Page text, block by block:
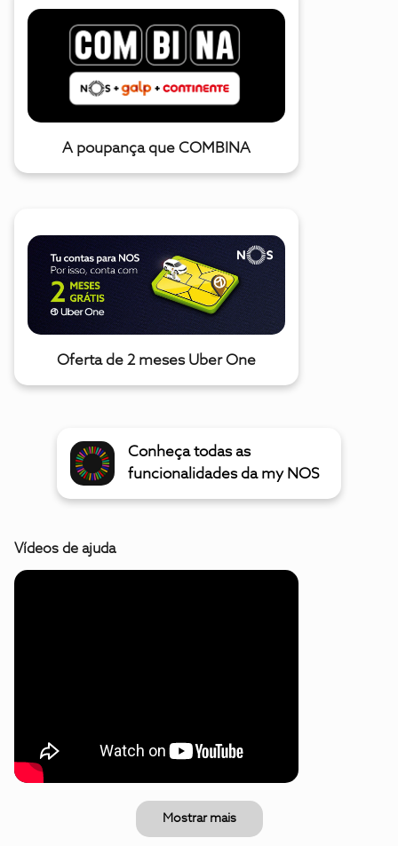
A poupança que COMBINA
Oferta de 2 meses Uber One
Conheça todas as
funcionalidades da my NOS
Vídeos de ajuda
Mostrar mais